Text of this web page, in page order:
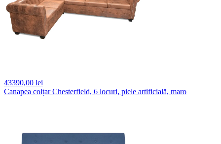
43390,00 lei
Canapea colțar Chesterfield, 6 locuri, piele artificială, maro